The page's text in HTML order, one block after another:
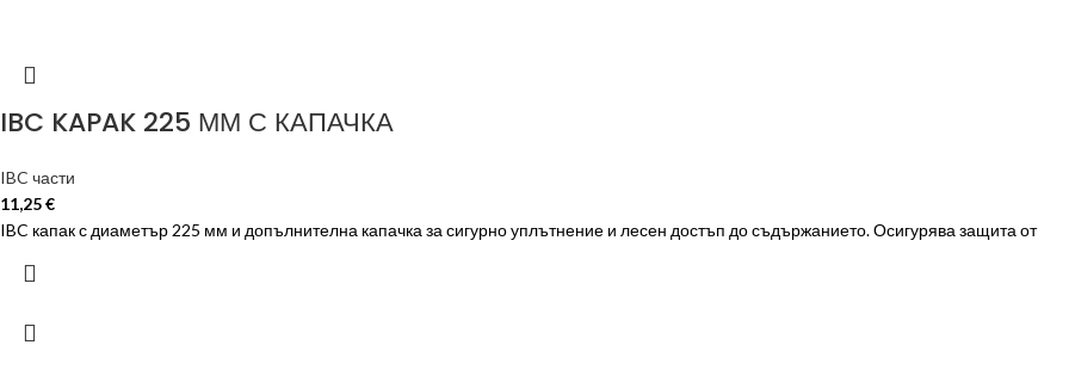
IBC KAPAK 225 ММ С КАПАЧКА
IBC части
11,25€
IBC капак с диаметър 225 мм и допълнителна капачка за сигурно уплътнение и лесен достъп до съдържанието. Осигурява защита от